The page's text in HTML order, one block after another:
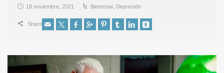
18 noviembre, 2021 Bienestar, Depresión
Share